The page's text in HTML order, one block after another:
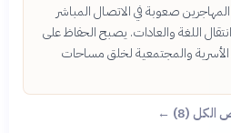
صعوبة في الاتصال المباشر
اللغة والعادات. يصبح الحفاظ على
الأسرية والمجتمعية لخلق مساحات
الكل (8) ←